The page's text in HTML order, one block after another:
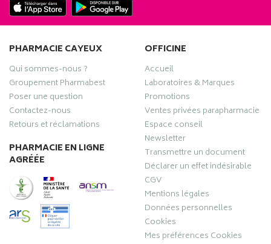
PHARMACIE CAYEUX
Qui sommes-nous ?
Groupement Pharmabest
Poser une question
Contactez-nous
Retours et réclamations
PHARMACIE EN LIGNE
AGRÉÉE
OFFICINE
Accueil
Laboratoires & Marques
Promotions
Ventes privées parapharmacie
Espace conseil
Newsletter
Transmettre un document
Déclarer un effet indésirable
CGV
Mentions légales
Données personnelles
Cookies
Mes préférences Cookies